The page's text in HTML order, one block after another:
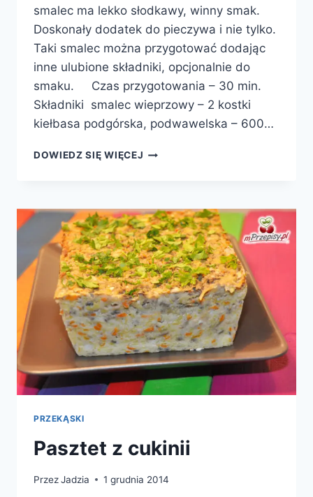
smalec ma lekko słodkawy, winny smak.
Doskonały dodatek do pieczywa i nie tylko.
Taki smalec można przygotować dodając
inne ulubione składniki, opcjonalnie do
smaku. Czas przygotowania – 30 min.
Składniki smalec wieprzowy – 2 kostki
kiełbasa podgórska, podwawelska – 600…
DOWIEDZ SIĘ WIĘCEJ SMALEC
PRZEKĄSKI
Pasztet z cukinii
PrzezJadzia 1 grudnia 2014